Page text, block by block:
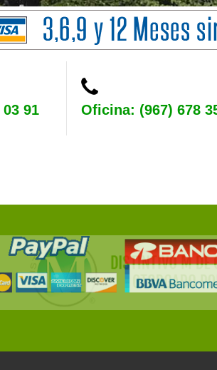
03 91 Oficina: (967) 678